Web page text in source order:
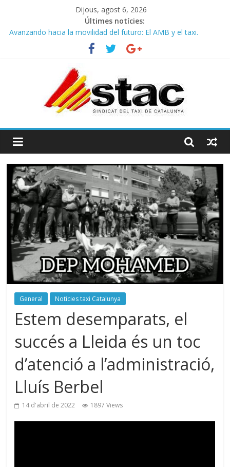
Dijous, agost 6, 2026
Últimes notícies:
Avanzando hacia la movilidad del futuro: El AMB y el taxi.
Programa de Radio TAXI LIBRE 29.07.2026 en COOLTURA FM.
STAC/ATC SOLICITAN TAULA TÈCNICA PARA MEJORAR LA
OPERATIVA DE ENTRADA EN EL PUERTO DE BARCELONA.
Programa de Radio TAXI LIBRE 22.07.2026 en COOLTURA FM.
Edición 385
COMUNICADO CONJUNTO STAC – ATC
General Noticies taxi Catalunya
Estem desemparats, el
succés a Lleida és un toc
d’atenció a l’administració,
Lluís Berbel
14 d'abril de 2022 1897 Views